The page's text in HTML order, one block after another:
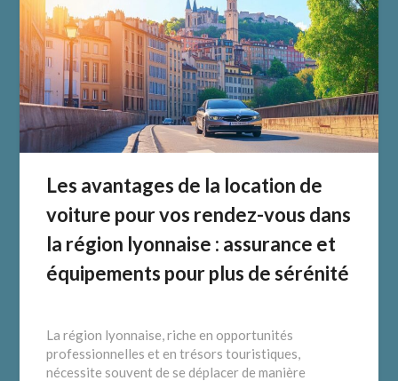
Les avantages de la location de
voiture pour vos rendez-vous dans
la région lyonnaise : assurance et
équipements pour plus de sérénité
La région lyonnaise, riche en opportunités
professionnelles et en trésors touristiques,
nécessite souvent de se déplacer de manière